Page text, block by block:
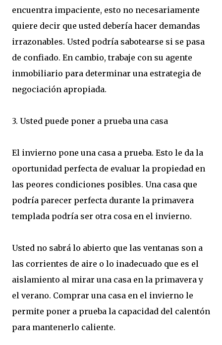
encuentra impaciente, esto no necesariamente
quiere decir que usted debería hacer demandas
irrazonables. Usted podría sabotearse si se pasa
de confiado. En cambio, trabaje con su agente
inmobiliario para determinar una estrategia de
negociación apropiada.
3. Usted puede poner a prueba una casa
El invierno pone una casa a prueba. Esto le da la
oportunidad perfecta de evaluar la propiedad en
las peores condiciones posibles. Una casa que
podría parecer perfecta durante la primavera
templada podría ser otra cosa en el invierno.
Usted no sabrá lo abierto que las ventanas son a
las corrientes de aire o lo inadecuado que es el
aislamiento al mirar una casa en la primavera y
el verano. Comprar una casa en el invierno le
permite poner a prueba la capacidad del calentón
para mantenerlo caliente.